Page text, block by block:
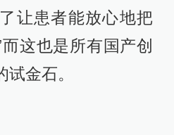
让患者能放心地把
这也是所有国产创
金石。